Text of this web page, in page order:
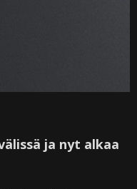
ja nyt alkaa